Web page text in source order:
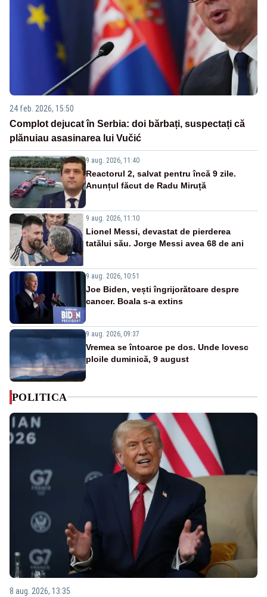
24 feb. 2026, 15:50
Complot dejucat în Serbia: doi bărbați, suspectați că
plănuiau asasinarea lui Vučić
9 aug. 2026, 11:40
Reactorul 2, salvat pentru încă 9 zile.
Anunțul făcut de Radu Miruță
9 aug. 2026, 11:10
Lionel Messi, devastat de pierderea
tatălui său. Jorge Messi avea 68 de ani
9 aug. 2026, 10:51
Joe Biden, vești îngrijorătoare despre
cancer. Boala s-a extins
9 aug. 2026, 09:37
Vremea se întoarce pe dos. Unde lovesc
ploile duminică, 9 august
POLITICA
8 aug. 2026, 13:35